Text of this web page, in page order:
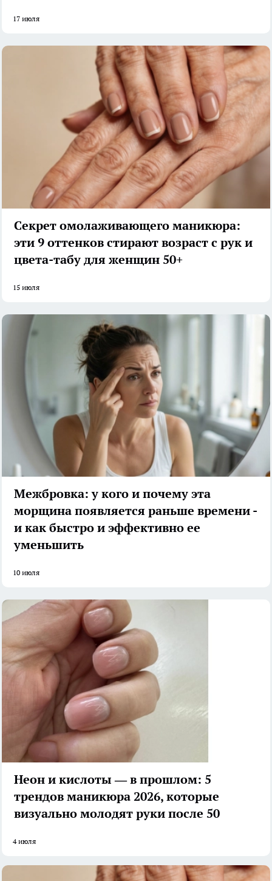
17 июля
Секрет омолаживающего маникюра:
эти 9 оттенков стирают возраст с рук и
цвета-табу для женщин 50+
15 июля
Межбровка: у кого и почему эта
морщина появляется раньше времени -
и как быстро и эффективно ее
уменьшить
10 июля
Неон и кислоты — в прошлом: 5
трендов маникюра 2026, которые
визуально молодят руки после 50
4 июля